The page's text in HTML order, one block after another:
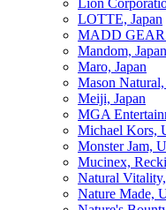
Lion
LOTTE, Japan
MADD GEAR
Mandom, Japan
Maro, Japan
Mason
Meiji, Japan
MGA
Michael Kors,
Monster Jam,
Mucinex,
Natural
Nature Made,